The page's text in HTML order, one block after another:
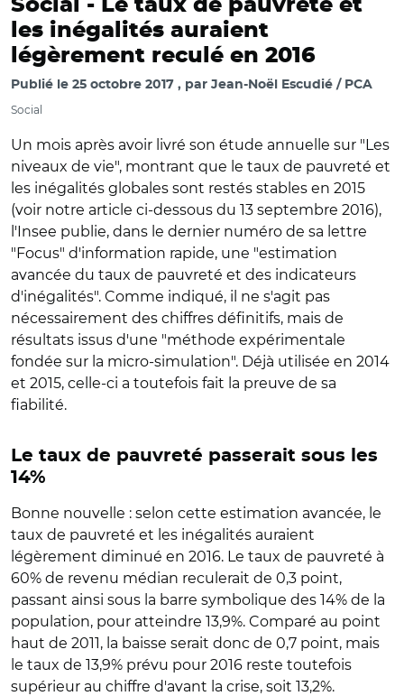
Social - Le taux de pauvreté et
les inégalités auraient
légèrement reculé en 2016
Publié le 25 octobre 2017 par Jean-Noël Escudié / PCA
Social
Un mois après avoir livré son étude annuelle sur "Les
niveaux de vie", montrant que le taux de pauvreté et
les inégalités globales sont restés stables en 2015
(voir notre article ci-dessous du 13 septembre 2016),
l'Insee publie, dans le dernier numéro de sa lettre
"Focus" d'information rapide, une "estimation
avancée du taux de pauvreté et des indicateurs
d'inégalités". Comme indiqué, il ne s'agit pas
nécessairement des chiffres définitifs, mais de
résultats issus d'une "méthode expérimentale
fondée sur la micro-simulation". Déjà utilisée en 2014
et 2015, celle-ci a toutefois fait la preuve de sa
fiabilité.
Le taux de pauvreté passerait sous les
14%
Bonne nouvelle : selon cette estimation avancée, le
taux de pauvreté et les inégalités auraient
légèrement diminué en 2016. Le taux de pauvreté à
60% de revenu médian reculerait de 0,3 point,
passant ainsi sous la barre symbolique des 14% de la
population, pour atteindre 13,9%. Comparé au point
haut de 2011, la baisse serait donc de 0,7 point, mais
le taux de 13,9% prévu pour 2016 reste toutefois
supérieur au chiffre d'avant la crise, soit 13,2%.